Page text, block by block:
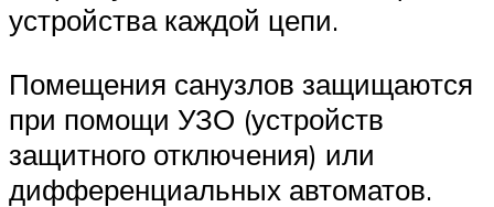
устройства каждой цепи.
Помещения санузлов защищаются
при помощи УЗО (устройств
защитного отключения) или
дифференциальных автоматов.